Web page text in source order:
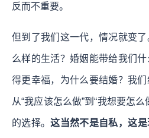
反而不重要。
但到了我们这一代，情况就变
么样的生活？婚姻能带给我们
得更幸福，为什么要结婚？我们
从“我应该怎么做”到“我想要怎
的选择。这当然不是自私，这